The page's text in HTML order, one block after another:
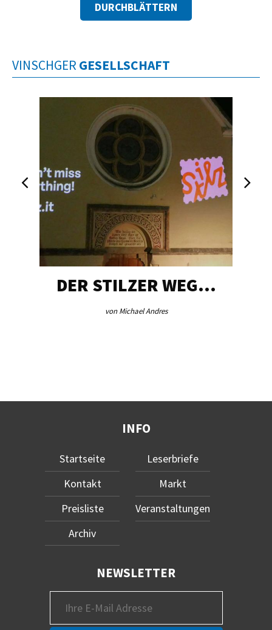
DURCHBLÄTTERN
VINSCHGER GESELLSCHAFT
DER STILZER WEG…
von Michael Andres
INFO
Startseite
Kontakt
Preisliste
Archiv
Leserbriefe
Markt
Veranstaltungen
NEWSLETTER